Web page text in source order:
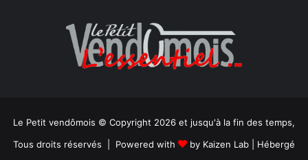
Le Petit vendômois © Copyright 2026 et jusqu'à la fin des temps,
Tous droits réservés | Powered with
by Kaizen Lab | Hébergé